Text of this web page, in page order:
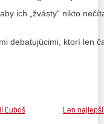
ich „žvásty“ nikto
debatujúcimi, ktorí len
Len
Ľuboš